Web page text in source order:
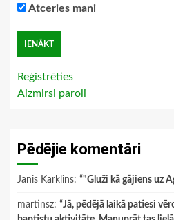
Atceries mani
Reģistrēties
Aizmirsi paroli
Pēdējie komentāri
Janis Karklins: “"Gluži kā gājiens uz
martinsz: “Jā, pēdējā laikā patiesi